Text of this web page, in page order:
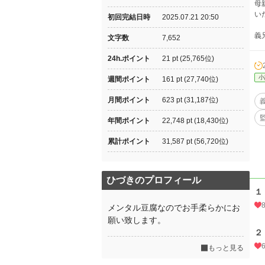
母
い
義
１
２
初回完結日時 2025.07.21 20:50
文字数 7,652
24h.ポイント 21 pt (25,765位)
週間ポイント 161 pt (27,740位)
月間ポイント 623 pt (31,187位)
年間ポイント 22,748 pt (18,430位)
累計ポイント 31,587 pt (56,720位)
ひづきのプロフィール
メンタル豆腐なのでお手柔らかにお
願い致します。
もっと見る